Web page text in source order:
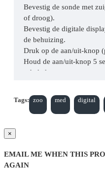
Bevestig de sonde met
of droog).
Bevestig de digitale
de behuizing.
Druk op de aan/uit-knop
Houd de aan/uit-knop 5
schakelen.
gewenste instelling.
Werkt op één LR44, 1,5 v
Te gebruiken in
Tags: zoo med digital
×
EMAIL ME WHEN THIS
AGAIN